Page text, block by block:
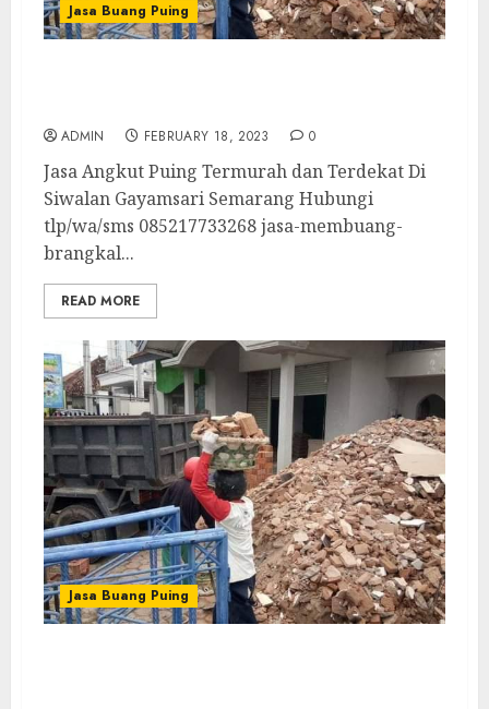
Jasa Buang Puing
ADMIN FEBRUARY 18, 2023 0
Jasa Angkut Puing Termurah dan Terdekat Di
Siwalan Gayamsari Semarang Hubungi
tlp/wa/sms 085217733268 jasa-membuang-
brangkal...
READ MORE
Jasa Buang Puing